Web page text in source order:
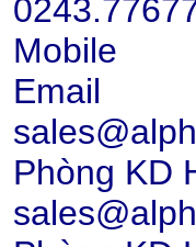
Hạt nhựa PP K8009
Chi tiết
Email
Phòng